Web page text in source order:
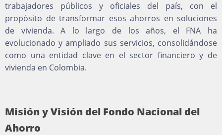
trabajadores públicos y oficiales del país, con el
propósito de transformar esos ahorros en soluciones
de vivienda. A lo largo de los años, el FNA ha
evolucionado y ampliado sus servicios, consolidándose
como una entidad clave en el sector financiero y de
vivienda en Colombia.
Misión y Visión del Fondo Nacional del
Ahorro